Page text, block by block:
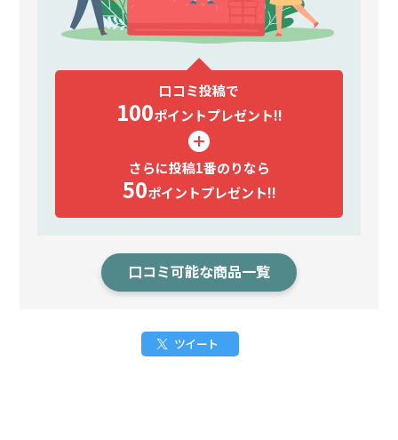
口コミ投稿で
100ポイントプレゼント!!
さらに投稿1番のりなら
50ポイントプレゼント!!
口コミ可能な商品一覧
ツイート